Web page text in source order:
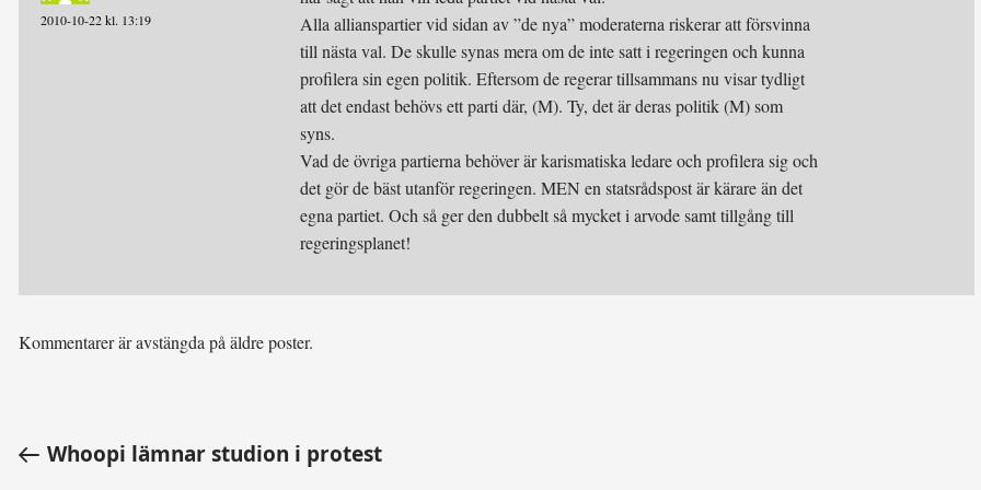
2010-10-22 kl. 13:19
Alla allianspartier vid sidan av ”de nya” moderaterna riskerar att försvinna
till nästa val. De skulle synas mera om de inte satt i regeringen och kunna
profilera sin egen politik. Eftersom de regerar tillsammans nu visar tydligt
att det endast behövs ett parti där, (M). Ty, det är deras politik (M) som
syns.
Vad de övriga partierna behöver är karismatiska ledare och profilera sig och
det gör de bäst utanför regeringen. MEN en statsrådspost är kärare än det
egna partiet. Och så ger den dubbelt så mycket i arvode samt tillgång till
regeringsplanet!
Kommentarer är avstängda på äldre poster.
Whoopi lämnar studion i protest